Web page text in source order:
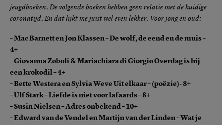
jeugdboeken. De volgende boeken hebben geen relatie met de huidige
coronatijd. En dat lijkt me juist wel even lekker. Voor jong en oud:
– Mac Barnett en Jon Klassen – De wolf, de eend en de muis –
4+
– Giovanna Zoboli & Mariachiara di Giorgio Overdag is hij
een krokodil – 4+
– Bette Westera en Sylvia Weve Uit elkaar – (poëzie)- 8+
– Ulf Stark – Liefde is niet voor lafaards – 8+
– Susin Nielsen – Adres onbekend – 10+
– Edward van de Vendel en Martijn van der Linden – Wat je